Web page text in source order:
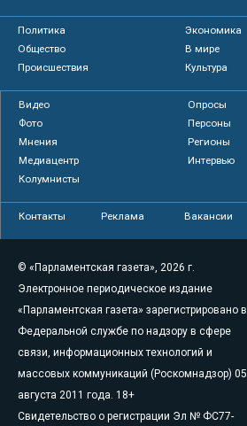
Политика
Экономика
Общество
В мире
Происшествия
Культура
Видео
Опросы
Фото
Персоны
Мнения
Регионы
Медиацентр
Интервью
Колумнисты
Контакты Реклама Вакансии
© «Парламентская газета», 2026 г.
Электронное периодическое издание
«Парламентская газета» зарегистрировано в
Федеральной службе по надзору в сфере
связи, информационных технологий и
массовых коммуникаций (Роскомнадзор) 05
августа 2011 года. 18+
Свидетельство о регистрации Эл № ФС77-